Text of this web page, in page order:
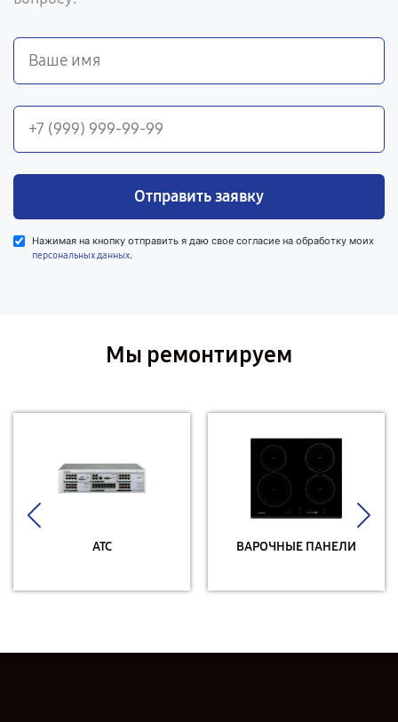
Отправить заявку
Нажимая на кнопку отправить я даю свое согласие на обработку моих
персональных данных.
Мы ремонтируем
АТС ВАРОЧНЫЕ ПАНЕЛИ